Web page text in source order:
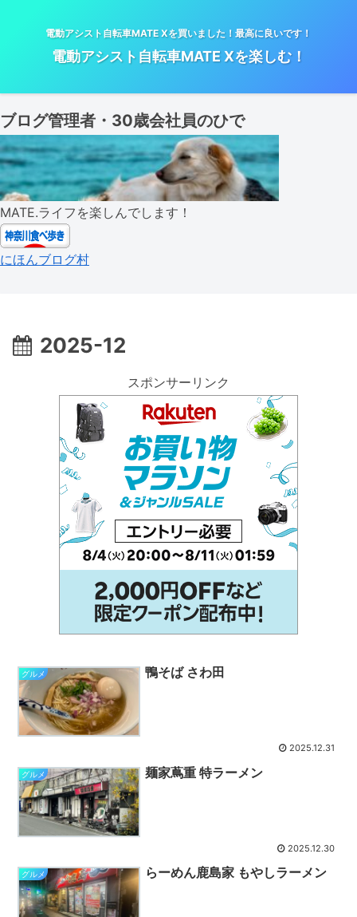
電動アシスト自転車MATE Xを買いました！最高に良いです！
電動アシスト自転車MATE Xを楽しむ！
ブログ管理者・30歳会社員のひで
MATE.ライフを楽しんでします！
にほんブログ村
2025-12
スポンサーリンク
グルメ 鴨そば さわ田
2025.12.31
グルメ 麺家蔦重 特ラーメン
2025.12.30
グルメ らーめん鹿島家 もやしラーメン